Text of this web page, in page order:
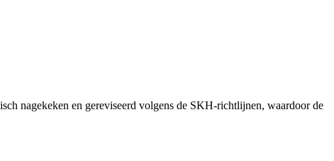
nagekeken en gereviseerd volgens de SKH-richtlijnen, waardoor de